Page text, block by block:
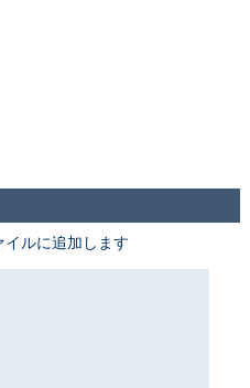
イルに追加します